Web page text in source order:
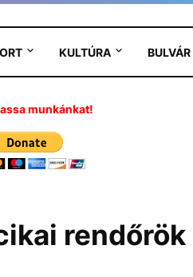
KULTÚRA BULVÁR
munkánkat!
rendőrök